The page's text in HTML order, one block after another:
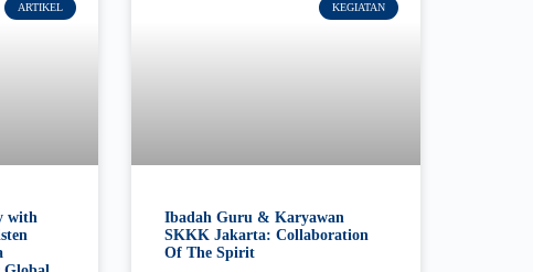
ARTIKEL
with
KEGIATAN
Ibadah Guru & Karyawan
SKKK Jakarta: Collaboration
Of The Spirit